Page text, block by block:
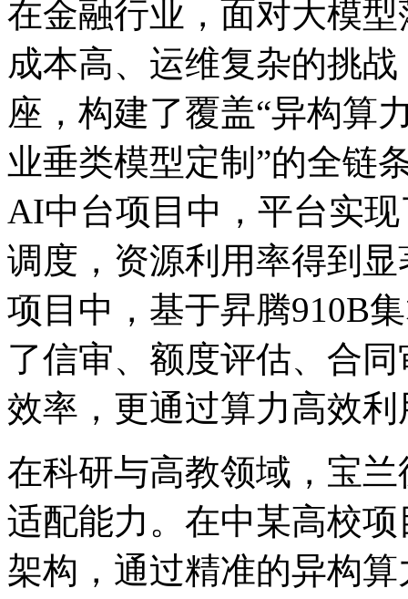
在金融行业，面对大模
成本高、运维复杂的挑
座，构建了覆盖“异构算
业垂类模型定制”的全链
AI中台项目中，平台实
调度，资源利用率得到
项目中，基于昇腾910B
了信审、额度评估、合
效率，更通过算力高效
在科研与高教领域，宝
适配能力。在中某高校
架构，通过精准的异构